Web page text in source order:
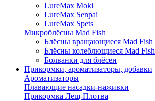
LureMax Moki
LureMax Senpai
LureMax Spets
Микроблёсны Mad Fish
Блёсны вращающиеся Mad Fish
Блёсны колеблющиеся Mad Fish
Болванки для блёсен
Прикормки, ароматизаторы, добавки
Ароматизаторы
Плавающие насадки-наживки
Прикормка Лещ-Плотва